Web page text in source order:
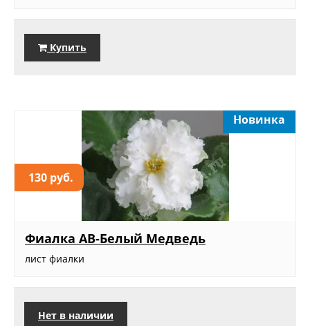
Купить
130 руб.
Новинка
Фиалка АВ-Белый Медведь
лист фиалки
Нет в наличии